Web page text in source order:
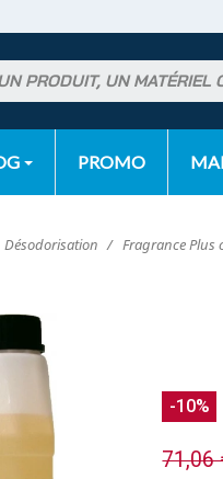
PROMO
Désodorisation Fragrance Plus
-10%
71,06